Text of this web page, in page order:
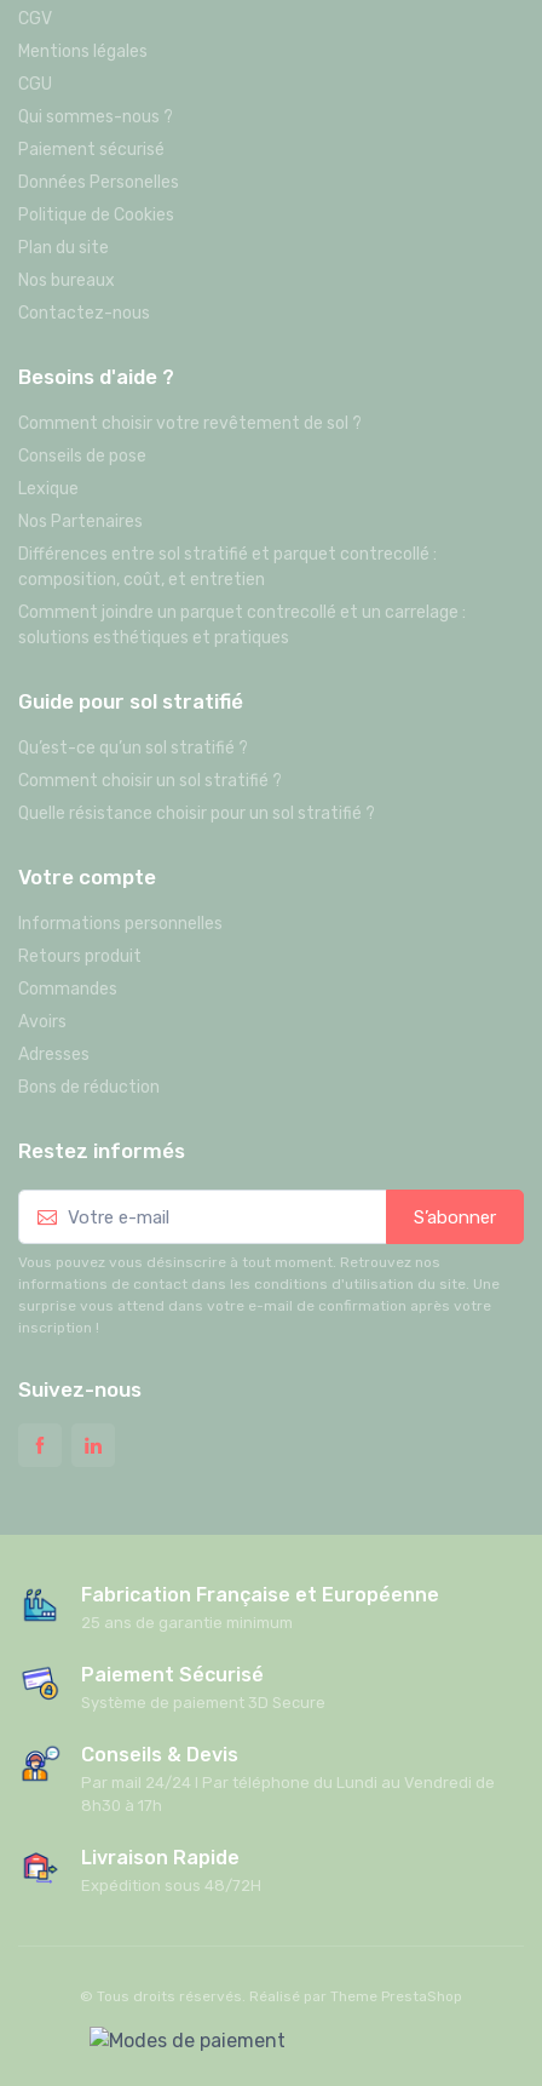
CGV
Mentions légales
CGU
Qui sommes-nous ?
Paiement sécurisé
Données Personelles
Politique de Cookies
Plan du site
Nos bureaux
Contactez-nous
Besoins d'aide ?
Comment choisir votre revêtement de sol ?
Conseils de pose
Lexique
Nos Partenaires
Différences entre sol stratifié et parquet contrecollé :
composition, coût, et entretien
Comment joindre un parquet contrecollé et un carrelage :
solutions esthétiques et pratiques
Guide pour sol stratifié
Qu’est-ce qu’un sol stratifié ?
Comment choisir un sol stratifié ?
Quelle résistance choisir pour un sol stratifié ?
Votre compte
Informations personnelles
Retours produit
Commandes
Avoirs
Adresses
Bons de réduction
Restez informés
S’abonner
Vous pouvez vous désinscrire à tout moment. Retrouvez nos
informations de contact dans les conditions d'utilisation du site. Une
surprise vous attend dans votre e-mail de confirmation après votre
inscription !
Suivez-nous
Fabrication Française et Européenne
25 ans de garantie minimum
Paiement Sécurisé
Système de paiement 3D Secure
Conseils & Devis
Par mail 24/24 I Par téléphone du Lundi au Vendredi de
8h30 à 17h
Livraison Rapide
Expédition sous 48/72H
© Tous droits réservés. Réalisé par Theme PrestaShop